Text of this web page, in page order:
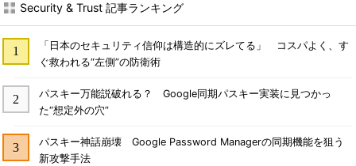
Security & Trust 記事ランキング
「日本のセキュリティ信仰は構造的にズレてる」 コスパよく、す
ぐ救われる“左側”の防衛術
パスキー万能説破れる？ Google同期パスキー実装に見つかっ
た“想定外の穴”
パスキー神話崩壊 Google Password Managerの同期機能を狙う
新攻撃手法